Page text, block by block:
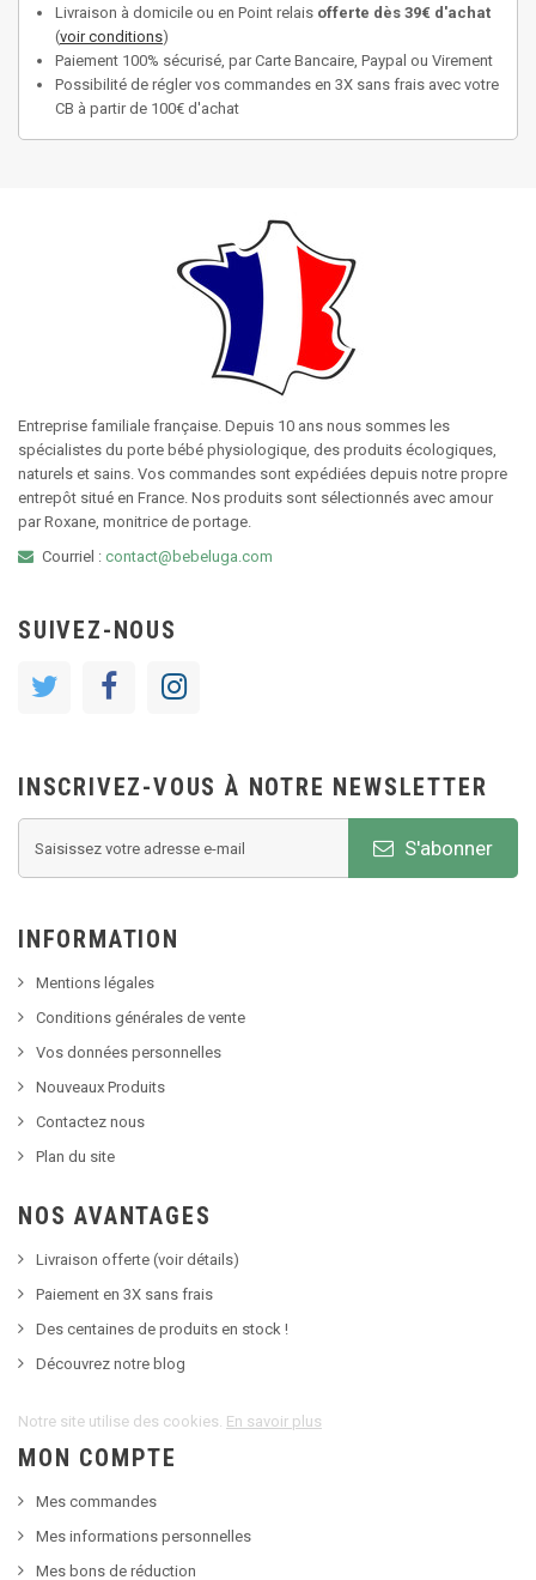
Livraison à domicile ou en Point relais offerte dès 39€ d'achat
(voir conditions)
Paiement 100% sécurisé, par Carte Bancaire, Paypal ou Virement
Possibilité de régler vos commandes en 3X sans frais avec votre
CB à partir de 100€ d'achat
Entreprise familiale française. Depuis 10 ans nous sommes les
spécialistes du porte bébé physiologique, des produits écologiques,
naturels et sains. Vos commandes sont expédiées depuis notre propre
entrepôt situé en France. Nos produits sont sélectionnés avec amour
par Roxane, monitrice de portage.
Courriel : contact@bebeluga.com
SUIVEZ-NOUS
INSCRIVEZ-VOUS À NOTRE NEWSLETTER
S'abonner
INFORMATION
Mentions légales
Conditions générales de vente
Vos données personnelles
Nouveaux Produits
Contactez nous
Plan du site
NOS AVANTAGES
Livraison offerte (voir détails)
Paiement en 3X sans frais
Des centaines de produits en stock !
Découvrez notre blog
Notre site utilise des cookies. En savoir plus
MON COMPTE
Mes commandes
Mes informations personnelles
Mes bons de réduction